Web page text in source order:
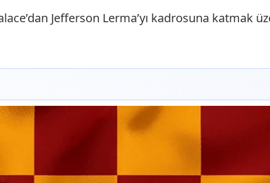
Jefferson Lerma’yı kadrosuna katmak